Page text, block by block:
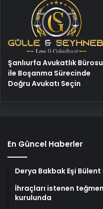
Şanlıurfa Avukatlık Bürosu
ile Boşanma Sürecinde
Doğru Avukatı Seçin
En Güncel Haberler
Derya Bakbak Eşi
İhraçları istenen
kurulunda